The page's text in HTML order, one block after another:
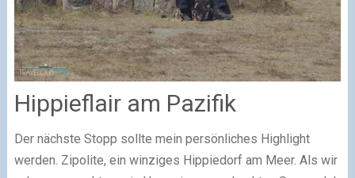
Hippieflair am Pazifik
Der nächste Stopp sollte mein persönliches Highlight
werden. Zipolite, ein winziges Hippiedorf am Meer. Als wir